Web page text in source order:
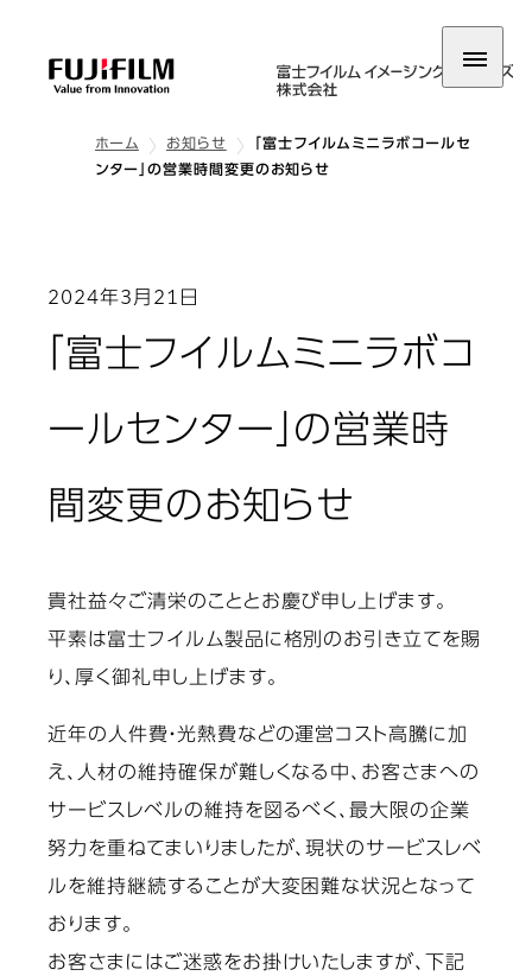
ホーム お知らせ
「富士フイルムミニラボコールセ
ンター」の営業時間変更のお知らせ
2024年3月21日
「富士フイルムミニラボコ
ールセンター」の営業時
間変更のお知らせ
貴社益々ご清栄のこととお慶び申し上げます。
平素は富士フイルム製品に格別のお引き立てを賜
り、厚く御礼申し上げます。
近年の人件費・光熱費などの運営コスト高騰に加
え、人材の維持確保が難しくなる中、お客さまへの
サービスレベルの維持を図るべく、最大限の企業
努力を重ねてまいりましたが、現状のサービスレベ
ルを維持継続することが大変困難な状況となって
おります。
お客さまにはご迷惑をお掛けいたしますが、下記